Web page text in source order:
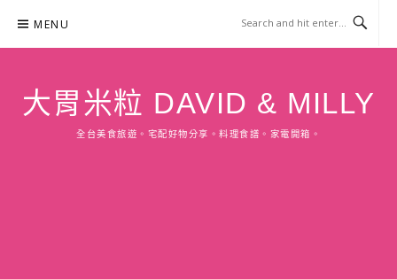
content
MENU
大胃米粒 DAVID & MILLY
全台美食旅遊。宅配好物分享。料理食譜。家電開箱。